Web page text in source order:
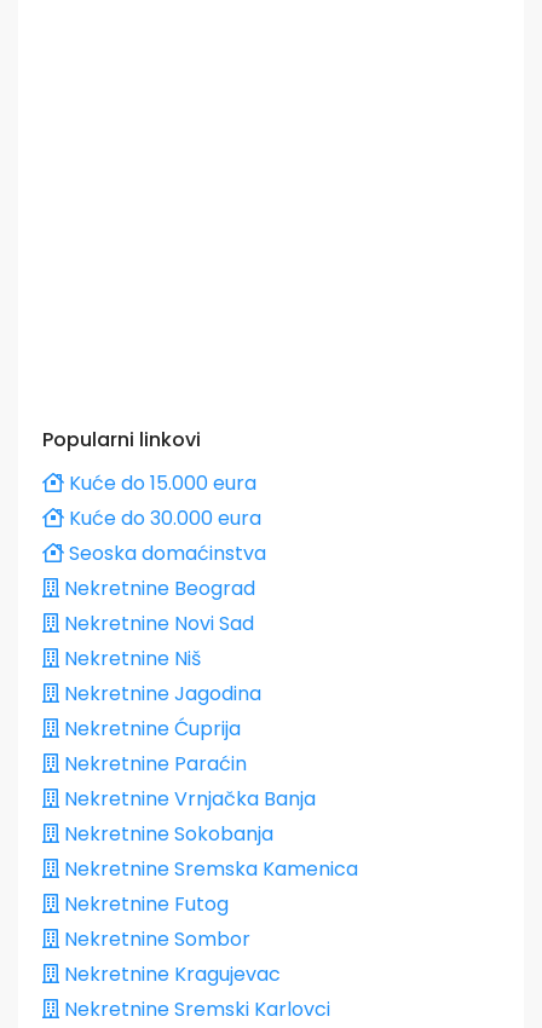
Popularni linkovi
Kuće do 15.000 eura
Kuće do 30.000 eura
Seoska domaćinstva
Nekretnine Beograd
Nekretnine Novi Sad
Nekretnine Niš
Nekretnine Jagodina
Nekretnine Ćuprija
Nekretnine Paraćin
Nekretnine Vrnjačka Banja
Nekretnine Sokobanja
Nekretnine Sremska Kamenica
Nekretnine Futog
Nekretnine Sombor
Nekretnine Kragujevac
Nekretnine Sremski Karlovci